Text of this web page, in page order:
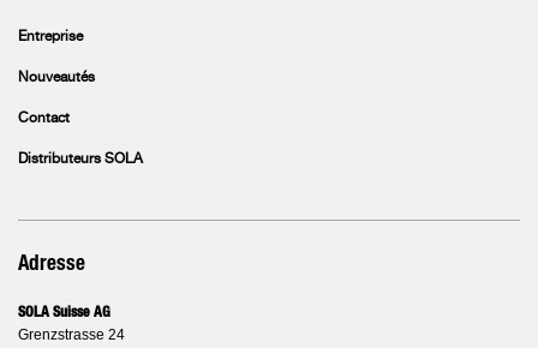
Entreprise
Nouveautés
Contact
Distributeurs SOLA
Adresse
SOLA Suisse AG
Grenzstrasse 24